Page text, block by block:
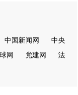
中国新闻网
中央
网 党建网
法